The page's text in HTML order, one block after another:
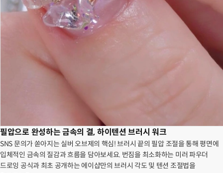
필압으로 완성하는 금속의 결, 하이텐션 브러시 워크
SNS 문의가 쏟아지는 실버 오브제의 핵심! 브러시 끝의 필압 조절을 통해 평면에
입체적인 금속의 질감과 흐름을 담아보세요. 번짐을 최소화하는 미러 파우더
드로잉 공식과 최초 공개하는 에이샵만의 브러시 각도 및 텐션 조절법을